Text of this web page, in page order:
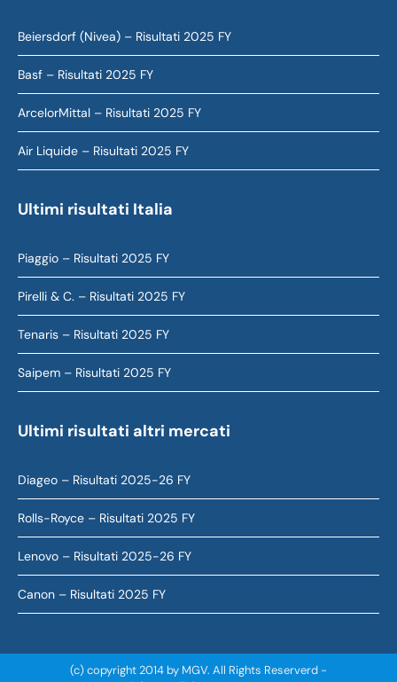
Beiersdorf (Nivea) – Risultati 2025 FY
Basf – Risultati 2025 FY
ArcelorMittal – Risultati 2025 FY
Air Liquide – Risultati 2025 FY
Ultimi risultati Italia
Piaggio – Risultati 2025 FY
Pirelli & C. – Risultati 2025 FY
Tenaris – Risultati 2025 FY
Saipem – Risultati 2025 FY
Ultimi risultati altri mercati
Diageo – Risultati 2025-26 FY
Rolls-Royce – Risultati 2025 FY
Lenovo – Risultati 2025-26 FY
Canon – Risultati 2025 FY
(c) copyright 2014 by MGV. All Rights Reserverd -